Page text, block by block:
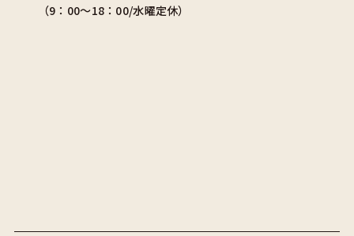
（9：00〜18：00/水曜定休）